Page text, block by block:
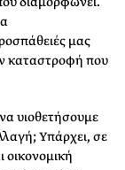
μας
καταστροφή που
υιοθετήσουμε
Υπάρχει, σε
οικονομική